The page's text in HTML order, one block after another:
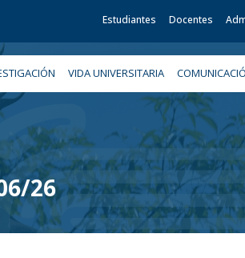
Estudiantes Docentes
VIDA UNIVERSITARIA
26